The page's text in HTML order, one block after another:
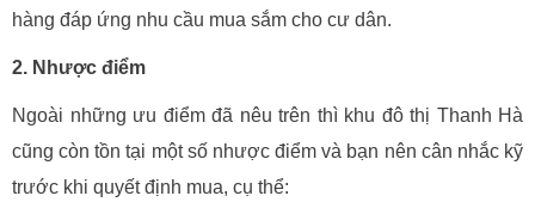
hàng đáp ứng nhu cầu mua sắm cho cư dân.
2. Nhược điểm
Ngoài những ưu điểm đã nêu trên thì khu đô thị Thanh Hà
cũng còn tồn tại một số nhược điểm và bạn nên cân nhắc kỹ
trước khi quyết định mua, cụ thể: